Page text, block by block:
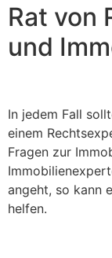
Rat von
und
In jedem Fall
einem
Fragen zur
angeht, so kann
helfen.